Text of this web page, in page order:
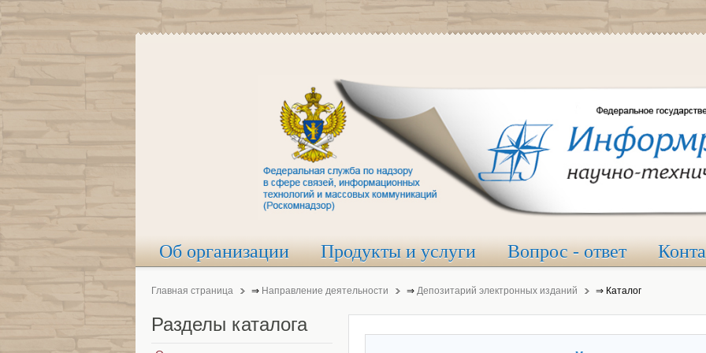
Об организации Продукты и услуги Вопрос - ответ
Главная страница ⇒ Направление деятельности ⇒ Депозитарий электронных изданий ⇒ Каталог
Разделы каталога